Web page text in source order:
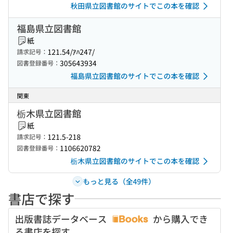
秋田県立図書館のサイトでこの本を確認
福島県立図書館
紙
請求記号： 121.54/ｱﾊ247/
図書登録番号： 305643934
福島県立図書館のサイトでこの本を確認
関東
栃木県立図書館
紙
請求記号： 121.5-218
図書登録番号： 1106620782
栃木県立図書館のサイトでこの本を確認
もっと見る（全49件）
書店で探す
出版書誌データベース
から購入でき